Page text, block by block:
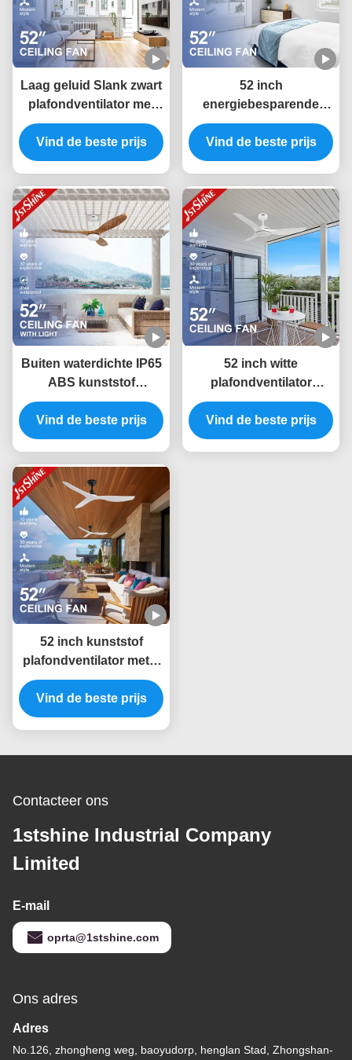
Laag geluid Slank zwart
plafondventilator met
donkere houten
korrelbladen en
afstandsbediening Type
Vind de beste prijs
52 inch
energiebesparende
ABS-bladen
plafondventilator met
slimme APP-bediening
Vind de beste prijs
Buiten waterdichte IP65
ABS kunststof
plafondventilator met 52
inch bladen en
afstandsbediening
Vind de beste prijs
52 inch witte
plafondventilator
zonder licht ABS blad
Smart APP Control
Vind de beste prijs
52 inch kunststof
plafondventilator met 6
snelheden en slimme
afstandsbediening voor
DC-voeding
Vind de beste prijs
Contacteer ons
1stshine Industrial Company
Limited
E-mail
oprta@1stshine.com
Ons adres
Adres
No.126, zhongheng weg, baoyudorp, henglan Stad, Zhongshan-